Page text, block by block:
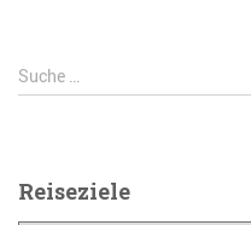
Suche …
Reiseziele